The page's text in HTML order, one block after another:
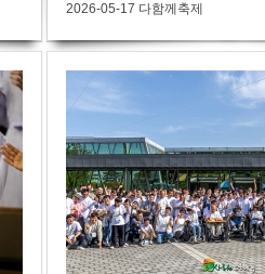
2026-05-17 다함께축제